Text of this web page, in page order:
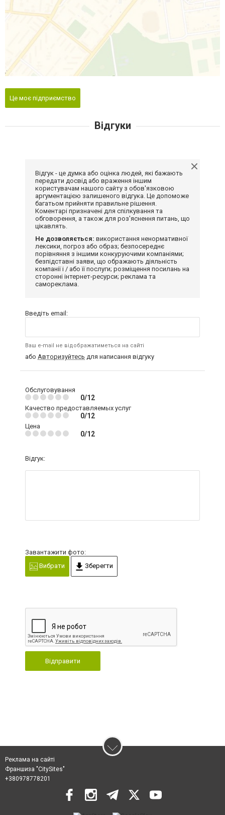
Це моє підприємство
Відгуки
Відгук - це думка або оцінка людей, які бажають
передати досвід або враження іншим
користувачам нашого сайту з обов'язковою
аргументацією залишеного відгука. Це допоможе
багатьом прийняти правильне рішення.
Коментарі призначені для спілкування та
обговорення, а також для роз'яснення питань, що
цікавлять.
Не дозволяється: використання ненормативної
лексики, погроз або образ; безпосереднє
порівняння з іншими конкуруючими компаніями;
безпідставні заяви, що ображають діяльність
компанії і / або її послуги; розміщення посилань на
сторонні інтернет-ресурси; реклама та
самореклама.
Введіть email:
Ваш e-mail не відображатиметься на сайті
або Авторизуйтесь для написання відгуку
Обслуговування
0/12
Качество предоставляемых услуг
0/12
Цена
0/12
Відгук:
Завантажити фото:
Вибрати
Зберегти
Відправити
Реклама на сайті
Франшиза "CitySites"
+380978778201